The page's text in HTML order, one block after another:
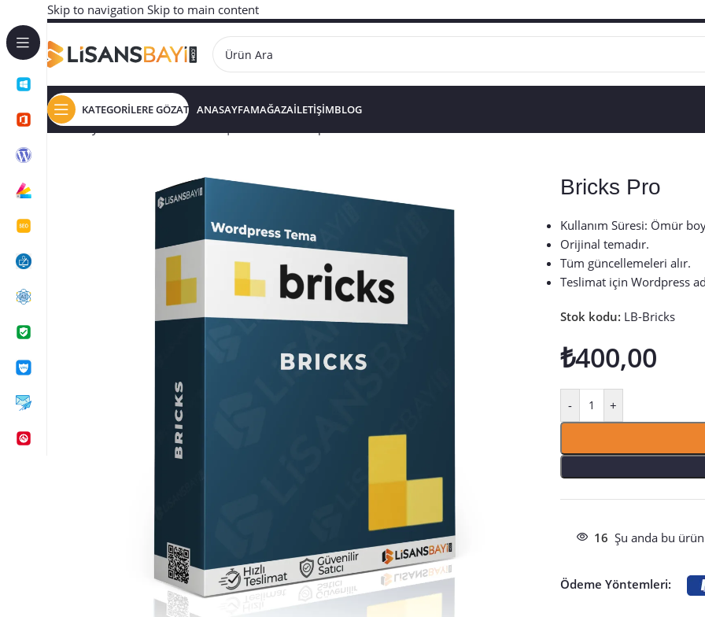
Skip to navigation Skip to main content
KATEGORİLERE GÖZAT ANASAYFAMAĞAZAİLETİŞİMBLOG
Ana Sayfa/ WORDPRESS TEMA | EKLENTİ
Bricks Pro
Kullanım Süresi: Ömür
Orijinal temadır.
Tüm güncellemeleri alır.
Teslimat için Wordpress
Stok kodu: LB-Bricks
₺400,00
- +
16 Şu anda bu
Ödeme Yöntemleri: